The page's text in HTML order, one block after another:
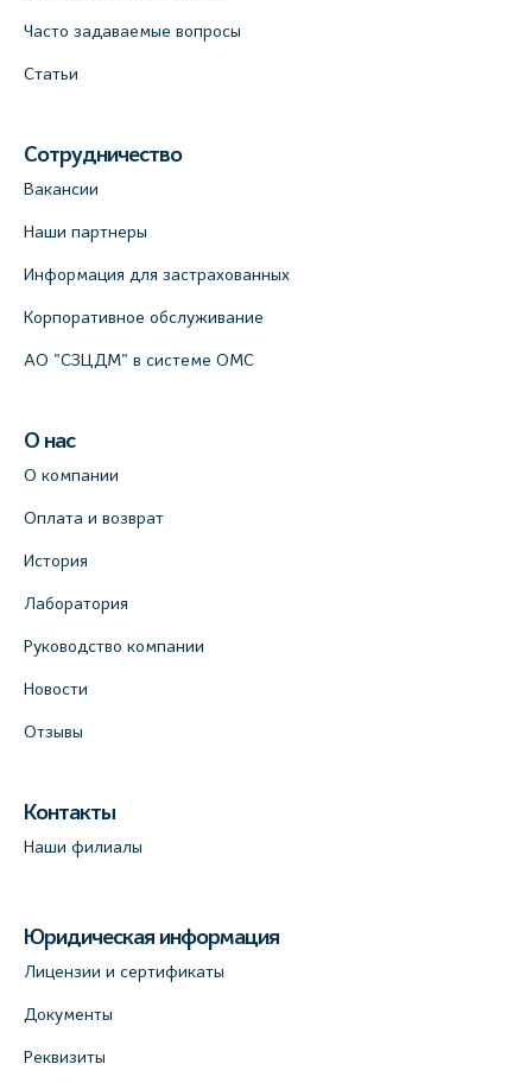
Часто задаваемые вопросы
Статьи
Сотрудничество
Вакансии
Наши партнеры
Информация для застрахованных
Корпоративное обслуживание
АО "СЗЦДМ" в системе ОМС
О нас
О компании
Оплата и возврат
История
Лаборатория
Руководство компании
Новости
Отзывы
Контакты
Наши филиалы
Юридическая информация
Лицензии и сертификаты
Документы
Реквизиты